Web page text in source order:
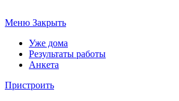
Меню Закрыть
Уже дома
Результаты работы
Анкета
Пристроить